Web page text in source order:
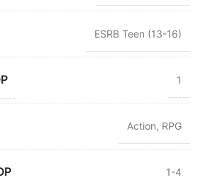
ESRB Teen (13-16)
1
Action, RPG
1-4